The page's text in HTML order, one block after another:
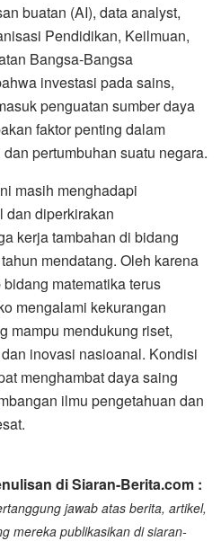
buatan (AI), data analyst,
Pendidikan, Keilmuan,
Bangsa-Bangsa
investasi pada sains,
penguatan sumber daya
faktor penting dalam
pertumbuhan suatu negara.
masih menghadapi
dan diperkirakan
kerja tambahan di bidang
mendatang. Oleh karena
matematika terus
mengalami kekurangan
mampu mendukung riset,
inovasi nasioanal. Kondisi
menghambat daya saing
ilmu pengetahuan dan
di Siaran-Berita.com :
jawab atas berita, artikel,
mereka publikasikan di siaran-